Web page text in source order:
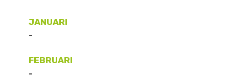
JANUARI
-
FEBRUARI
-